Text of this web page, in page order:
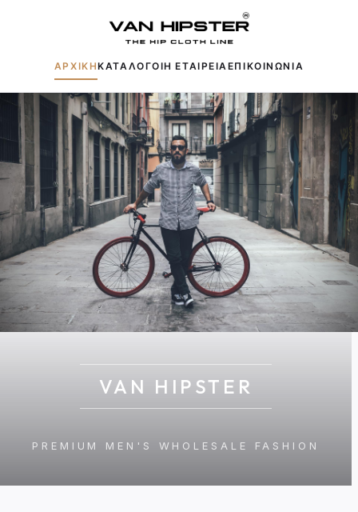
ΑΡΧΙΚΗΚΑΤΑΛΟΓΟΙΗ ΕΤΑΙΡΕΙΑΕΠΙΚΟΙΝΩΝΙΑ
Δημοφιλείς αναζητήσεις: Πουκάμισα
Μπουφάν
Παντελόνια
Πλεκτά
VAN HIPSTER
PREMIUM MEN'S WHOLESALE FASHION